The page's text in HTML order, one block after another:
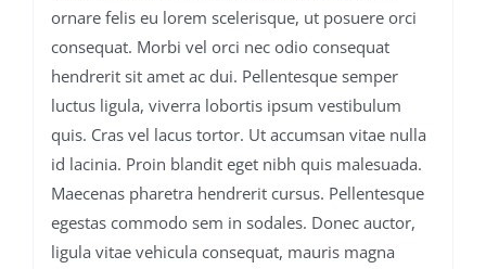
ornare felis eu lorem scelerisque, ut posuere orci
consequat. Morbi vel orci nec odio consequat
hendrerit sit amet ac dui. Pellentesque semper
luctus ligula, viverra lobortis ipsum vestibulum
quis. Cras vel lacus tortor. Ut accumsan vitae nulla
id lacinia. Proin blandit eget nibh quis malesuada.
Maecenas pharetra hendrerit cursus. Pellentesque
egestas commodo sem in sodales. Donec auctor,
ligula vitae vehicula consequat, mauris magna